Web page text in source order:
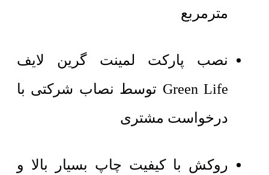
مترمربع
نصب پارکت لمینت گرین لایف
Green Life توسط نصاب شرکتی با
درخواست مشتری
روکش با کیفیت چاپ بسیار بالا و